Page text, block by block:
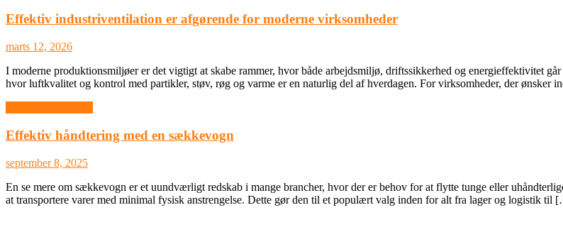
Effektiv industriventilation er afgørende for moderne virksomheder
marts 12, 2026
I moderne produktionsmiljøer er det vigtigt at skabe rammer, hvor både arbejdsmiljø, driftssikkerhed og energieffektivitet
hvor luftkvalitet og kontrol med partikler, støv, røg og varme er en naturlig del af hverdagen. For virksomheder, der
Effektiv håndtering med en sækkevogn
september 8, 2025
En se mere om sækkevogn er et uundværligt redskab i mange brancher, hvor der er behov for at flytte tunge eller
at transportere varer med minimal fysisk anstrengelse. Dette gør den til et populært valg inden for alt fra lager og logistik til